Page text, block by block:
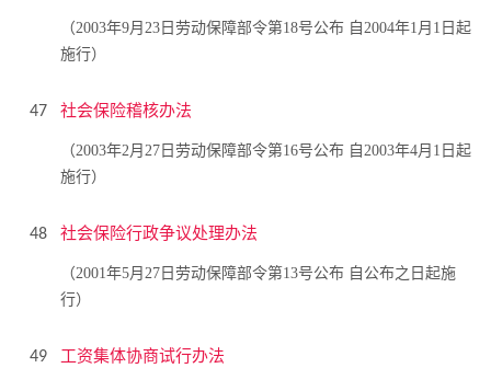
（2003年9月23日劳动保障部令第18号公布 自2004年1月1日起
施行）
47 社会保险稽核办法
（2003年2月27日劳动保障部令第16号公布 自2003年4月1日起
施行）
48 社会保险行政争议处理办法
（2001年5月27日劳动保障部令第13号公布 自公布之日起施
行）
49 工资集体协商试行办法